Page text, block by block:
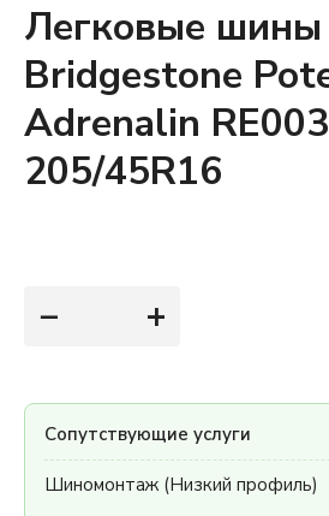
Легковые шины
Bridgestone
Adrenalin RE003
205/45R16
− +
Сопутствующие услуги
Шиномонтаж (Низкий профиль)